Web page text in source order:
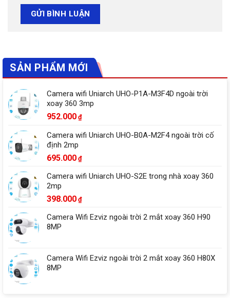
SẢN PHẨM MỚI
Camera wifi Uniarch UHO-P1A-M3F4D ngoài trời
xoay 360 3mp
952.000 ₫
Camera wifi Uniarch UHO-B0A-M2F4 ngoài trời cố
định 2mp
695.000 ₫
Camera wifi Uniarch UHO-S2E trong nhà xoay 360
2mp
398.000 ₫
Camera Wifi Ezviz ngoài trời 2 mắt xoay 360 H90
8MP
Camera Wifi Ezviz ngoài trời 2 mắt xoay 360 H80X
8MP